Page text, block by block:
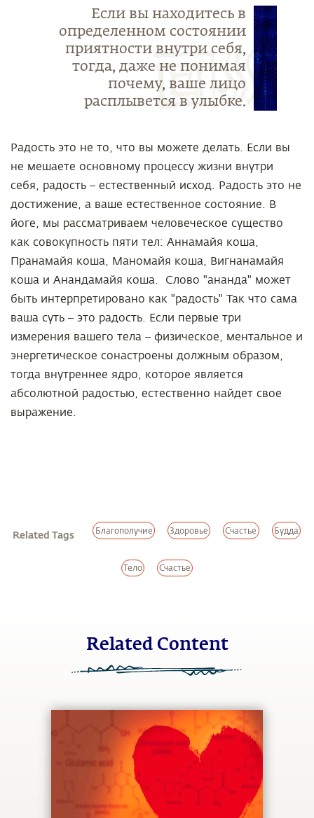
Если вы находитесь в
определенном состоянии
приятности внутри себя,
тогда, даже не понимая
почему, ваше лицо
расплывется в улыбке.
Радость это не то, что вы можете делать. Если вы
не мешаете основному процессу жизни внутри
себя, радость – естественный исход. Радость это не
достижение, а ваше естественное состояние. В
йоге, мы рассматриваем человеческое существо
как совокупность пяти тел: Аннамайя коша,
Пранамайя коша, Маномайя коша, Вигнанамайя
коша и Анандамайя коша. Слово "ананда" может
быть интерпретировано как "радость" Так что сама
ваша суть – это радость. Если первые три
измерения вашего тела – физическое, ментальное и
энергетическое сонастроены должным образом,
тогда внутреннее ядро, которое является
абсолютной радостью, естественно найдет свое
выражение.
Related Tags Благополучие Здоровье Счастье Будда
Тело Счастье
Related Content